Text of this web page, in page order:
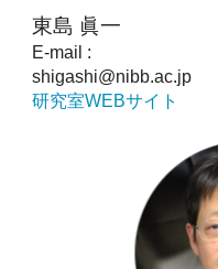
東島 眞一
E-mail :
shigashi@nibb.ac.jp
研究室WEBサイト